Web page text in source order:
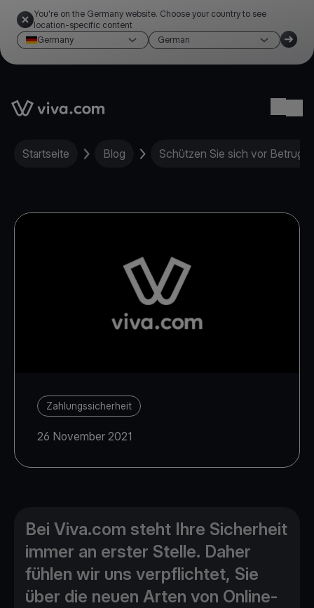
You're on the Germany website. Choose your country to see
location-specific content
Germany
German
Link to the homepage
Startseite Blog Schützen Sie sich vor Betrug
Zahlungssicherheit
26 November 2021
Bei Viva.com steht Ihre Sicherheit
immer an erster Stelle. Daher
fühlen wir uns verpflichtet, Sie
über die neuen Arten von Online-